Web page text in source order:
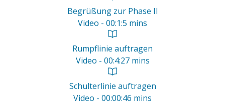
Begrüßung zur Phase II
Video - 00:1:5 mins
Rumpflinie auftragen
Video - 00:4:27 mins
Schulterlinie auftragen
Video - 00:00:46 mins